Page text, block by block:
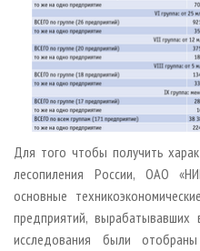
Для того чтобы получить
лесопиления России, ОАО
основные
предприятий,
исследования были